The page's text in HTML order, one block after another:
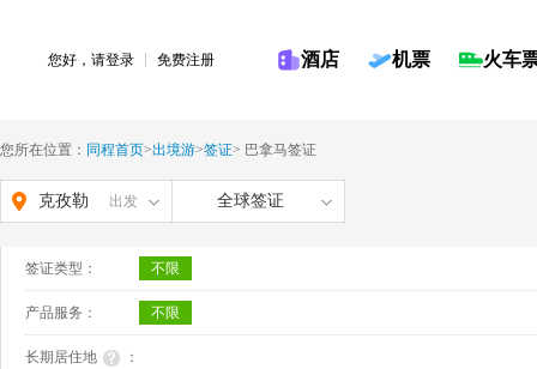
您好，请登录 免费注册 酒店 机票 火车
您所在位置： 同程首页>出境游>签证> 巴拿马签证
克孜勒
治州
出发 全球签证
签证类型： 不限
产品服务： 不限
长期居住地 ：